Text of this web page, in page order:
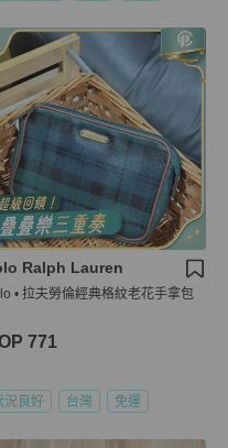
Ralph Lauren
• 拉夫勞倫經典格紋老花手拿包
771
況良好 台灣 免運